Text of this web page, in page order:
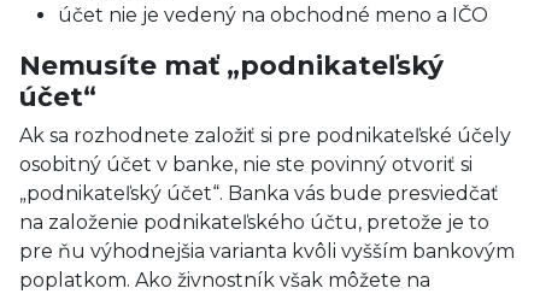
účet nie je vedený na obchodné meno a IČO
Nemusíte mať „podnikateľský
účet“
Ak sa rozhodnete založiť si pre podnikateľské účely
osobitný účet v banke, nie ste povinný otvoriť si
„podnikateľský účet“. Banka vás bude presviedčať
na založenie podnikateľského účtu, pretože je to
pre ňu výhodnejšia varianta kvôli vyšším bankovým
poplatkom. Ako živnostník však môžete na